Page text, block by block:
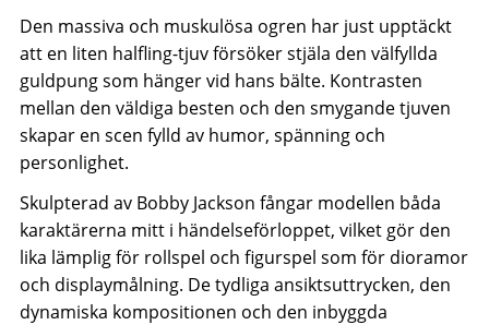
Den massiva och muskulösa ogren har just upptäckt
att en liten halfling-tjuv försöker stjäla den välfyllda
guldpung som hänger vid hans bälte. Kontrasten
mellan den väldiga besten och den smygande tjuven
skapar en scen fylld av humor, spänning och
personlighet.
Skulpterad av Bobby Jackson fångar modellen båda
karaktärerna mitt i händelseförloppet, vilket gör den
lika lämplig för rollspel och figurspel som för dioramor
och displaymålning. De tydliga ansiktsuttrycken, den
dynamiska kompositionen och den inbyggda